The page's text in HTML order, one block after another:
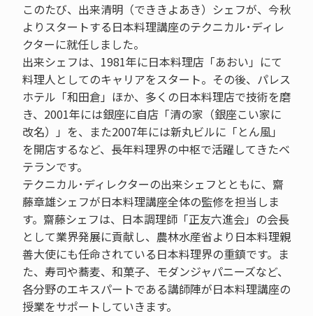
このたび、出来清明（でききよあき）シェフが、今秋
よりスタートする日本料理講座のテクニカル･ディレ
クターに就任しました。
出来シェフは、1981年に日本料理店「あおい」にて
料理人としてのキャリアをスタート。その後、パレス
ホテル「和田倉」ほか、多くの日本料理店で技術を磨
き、2001年には銀座に自店「清の家（銀座こい家に
改名）」を、また2007年には新丸ビルに「とん風」
を開店するなど、長年料理界の中枢で活躍してきたベ
テランです。
テクニカル･ディレクターの出来シェフとともに、齋
藤章雄シェフが日本料理講座全体の監修を担当しま
す。齋藤シェフは、日本調理師「正友六進会」の会長
として業界発展に貢献し、農林水産省より日本料理親
善大使にも任命されている日本料理界の重鎮です。ま
た、寿司や蕎麦、和菓子、モダンジャパニーズなど、
各分野のエキスパートである講師陣が日本料理講座の
授業をサポートしていきます。